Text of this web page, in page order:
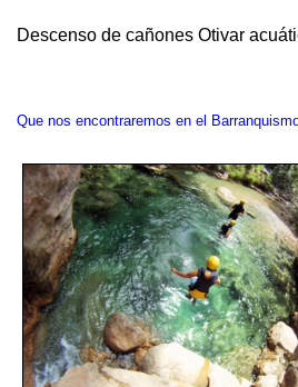
Descenso de cañones Otivar
Que nos encontraremos en el